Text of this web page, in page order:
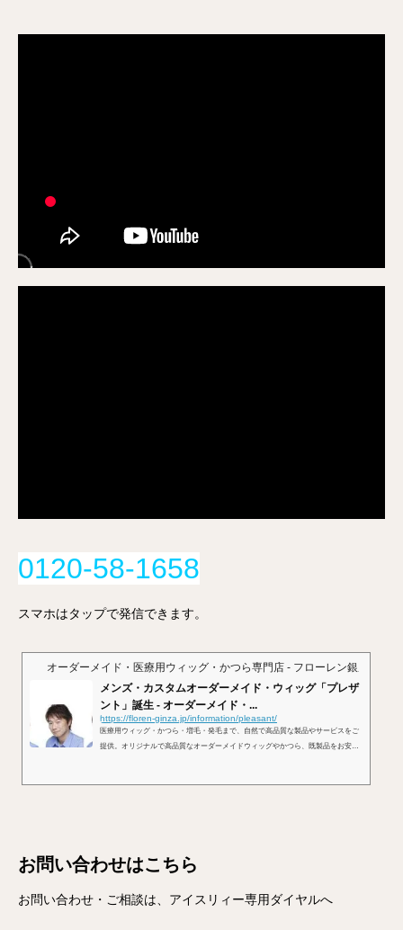
0120-58-1658
スマホはタップで発信できます。
オーダーメイド・医療用ウィッグ・かつら専門店 - フローレン銀座 -
メンズ・カスタムオーダーメイド・ウィッグ「プレザ
ント」誕生 - オーダーメイド・...
https://floren-ginza.jp/information/pleasant/
医療用ウィッグ・かつら・増毛・発毛まで、自然で高品質な製品やサービスをご
提供。オリジナルで高品質なオーダーメイドウィッグやかつら、既製品をお安く
お問い合わせはこちら
お問い合わせ・ご相談は、アイスリィー専用ダイヤルへ